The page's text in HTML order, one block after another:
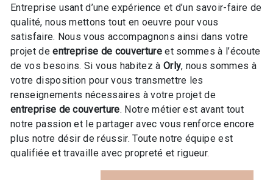
Entreprise usant d’une expérience et d’un savoir-faire de
qualité, nous mettons tout en oeuvre pour vous
satisfaire. Nous vous accompagnons ainsi dans votre
projet deentreprise de couvertureet sommes à l’écoute
de vos besoins. Si vous habitez à Orly, nous sommes à
votre disposition pour vous transmettre les
renseignements nécessaires à votre projet de
entreprise de couverture. Notre métier est avant tout
notre passion et le partager avec vous renforce encore
plus notre désir de réussir. Toute notre équipe est
qualifiée et travaille avec propreté et rigueur.